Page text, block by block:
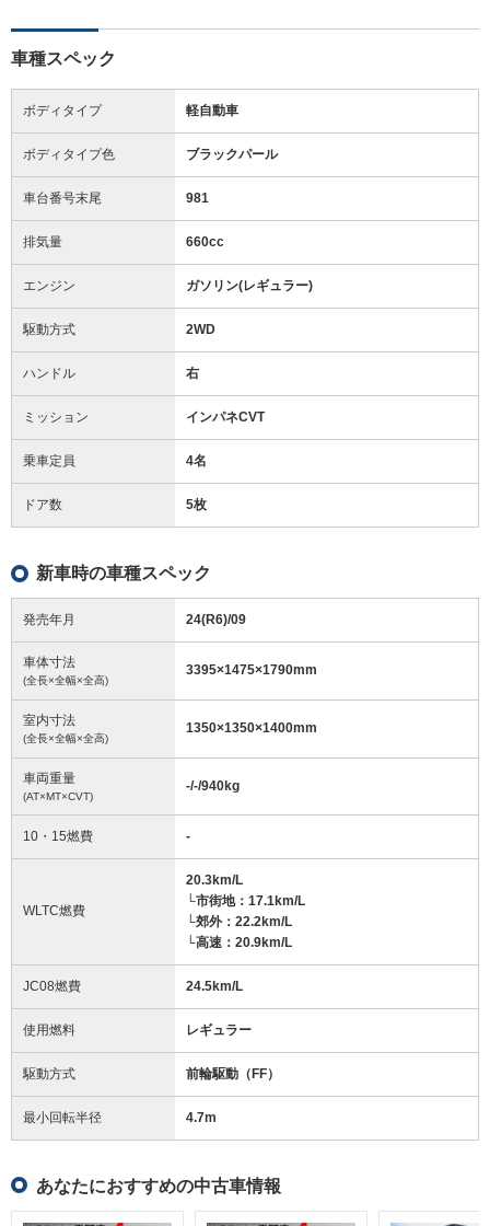
車種スペック
ボディタイプ 軽自動車
ボディタイプ色 ブラックパール
車台番号末尾 981
排気量 660cc
エンジン ガソリン(レギュラー)
駆動方式 2WD
ハンドル 右
ミッション インパネCVT
乗車定員 4名
ドア数 5枚
新車時の車種スペック
発売年月 24(R6)/09
車体寸法
(全長×全幅×全高)
3395×1475×1790mm
室内寸法
(全長×全幅×全高)
1350×1350×1400mm
車両重量
(AT×MT×CVT)
-/-/940kg
10・15燃費 -
WLTC燃費
20.3km/L
└市街地：17.1km/L
└郊外：22.2km/L
└高速：20.9km/L
JC08燃費 24.5km/L
使用燃料 レギュラー
駆動方式 前輪駆動（FF）
最小回転半径 4.7m
あなたにおすすめの中古車情報